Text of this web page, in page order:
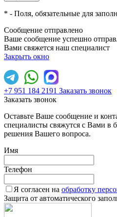
* - Поля, обязательные для
Сообщение отправлено
Ваше сообщение успешно
Вами свяжется наш специалист
Закрыть окно
+7 951 184 2191 Заказать звонок
Заказать звонок
Оставьте Ваше сообщение и
специалисты свяжутся с Вами в
решения Вашего вопроса.
Имя
Телефон
Я согласен на обработку
Защита от автоматического